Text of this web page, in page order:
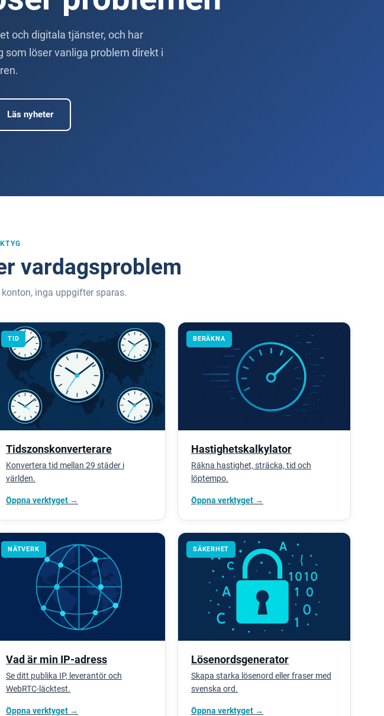
och digitala tjänster, och har
löser vanliga problem direkt i
Läs nyheter
vardagsproblem
inga uppgifter sparas.
TID
Tidszonskonverterare
Konvertera tid mellan 29 städer i
världen.
Öppna verktyget →
BERÄKNA
Hastighetskalkylator
Räkna hastighet, sträcka, tid och
löptempo.
Öppna verktyget →
NÄTVERK
Vad är min IP-adress
Se ditt publika IP, leverantör och
WebRTC-läcktest.
Öppna verktyget →
SÄKERHET
Lösenordsgenerator
Skapa starka lösenord eller fraser med
svenska ord.
Öppna verktyget →